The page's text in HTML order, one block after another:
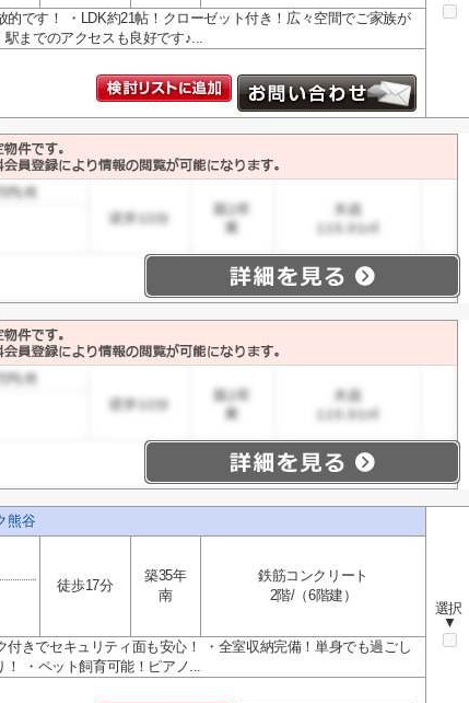
的です！ ・LDK約21帖！クローゼット付き！広々空間でご家族が
までのアクセスも良好です♪...
熊谷
選択
▼
徒歩17分
築35年
南
鉄筋コンクリート
2階/（6階建）
付きでセキュリティ面も安心！ ・全室収納完備！単身でも過ごし
・ペット飼育可能！ピアノ...